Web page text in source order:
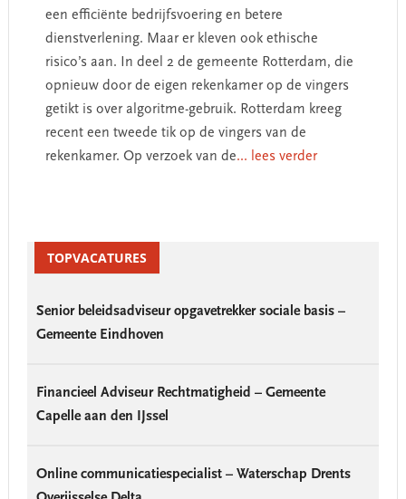
een efficiënte bedrijfsvoering en betere
dienstverlening. Maar er kleven ook ethische
risico’s aan. In deel 2 de gemeente Rotterdam, die
opnieuw door de eigen rekenkamer op de vingers
getikt is over algoritme-gebruik. Rotterdam kreeg
recent een tweede tik op de vingers van de
rekenkamer. Op verzoek van de... lees verder
SidebarTOPVACATURES
Senior beleidsadviseur opgavetrekker sociale basis –
Gemeente Eindhoven
Financieel Adviseur Rechtmatigheid – Gemeente
Capelle aan den IJssel
Online communicatiespecialist – Waterschap Drents